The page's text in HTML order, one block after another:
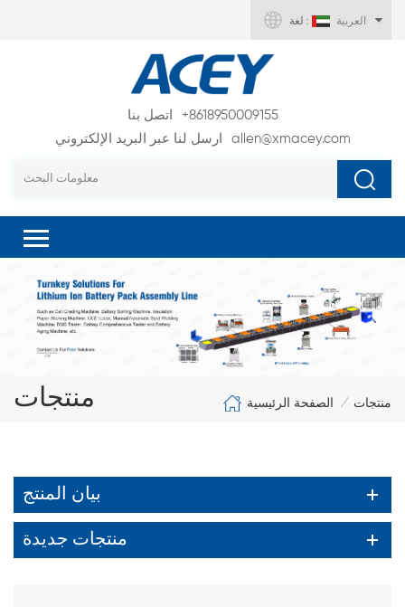
لغة : العربية
اتصل بنا
+8618950009155
ارسل لنا عبر البريد الإلكتروني
allen@xmacey.com
منتجات الصفحة الرئيسية / منتجات
بيان المنتج
منتجات جديدة